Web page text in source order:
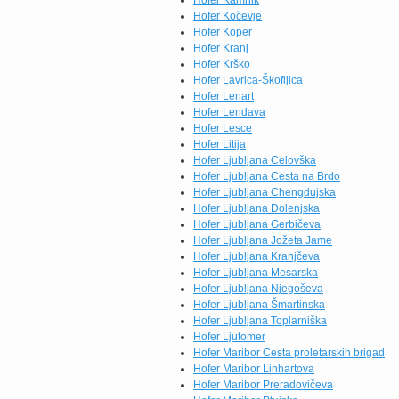
Hofer Kočevje
Hofer Koper
Hofer Kranj
Hofer Krško
Hofer Lavrica-Škofljica
Hofer Lenart
Hofer Lendava
Hofer Lesce
Hofer Litija
Hofer Ljubljana Celovška
Hofer Ljubljana Cesta na Brdo
Hofer Ljubljana Chengdujska
Hofer Ljubljana Dolenjska
Hofer Ljubljana Gerbičeva
Hofer Ljubljana Jožeta Jame
Hofer Ljubljana Kranjčeva
Hofer Ljubljana Mesarska
Hofer Ljubljana Njegoševa
Hofer Ljubljana Šmartinska
Hofer Ljubljana Toplarniška
Hofer Ljutomer
Hofer Maribor Cesta proletarskih brigad
Hofer Maribor Linhartova
Hofer Maribor Preradovičeva